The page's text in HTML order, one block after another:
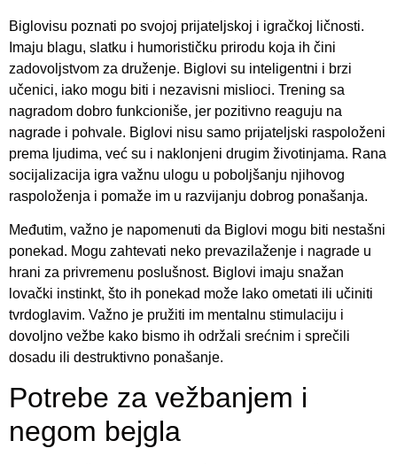
Biglovisu poznati po svojoj prijateljskoj i igračkoj ličnosti.
Imaju blagu, slatku i humorističku prirodu koja ih čini
zadovoljstvom za druženje. Biglovi su inteligentni i brzi
učenici, iako mogu biti i nezavisni mislioci. Trening sa
nagradom dobro funkcioniše, jer pozitivno reaguju na
nagrade i pohvale. Biglovi nisu samo prijateljski raspoloženi
prema ljudima, već su i naklonjeni drugim životinjama. Rana
socijalizacija igra važnu ulogu u poboljšanju njihovog
raspoloženja i pomaže im u razvijanju dobrog ponašanja.
Međutim, važno je napomenuti da Biglovi mogu biti nestašni
ponekad. Mogu zahtevati neko prevazilaženje i nagrade u
hrani za privremenu poslušnost. Biglovi imaju snažan
lovački instinkt, što ih ponekad može lako ometati ili učiniti
tvrdoglavim. Važno je pružiti im mentalnu stimulaciju i
dovoljno vežbe kako bismo ih održali srećnim i sprečili
dosadu ili destruktivno ponašanje.
Potrebe za vežbanjem i
negom bejgla